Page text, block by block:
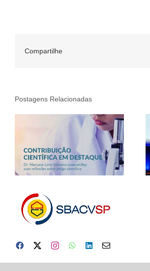
Compartilhe
Postagens Relacionadas